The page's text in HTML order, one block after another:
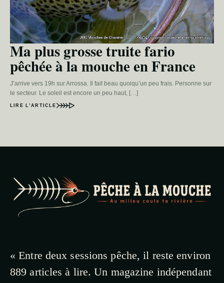
Ma plus grosse truite fario
pêchée à la mouche en France
J’arrive vers 19h sur Arrossa. Il fait beau quoiqu’un peu frais. Personne sur
le secteur. Le soleil est encore un peu haut, […]
LIRE L’ARTICLE
« Entre deux sessions pêche, il reste environ
889 articles à lire. Un magazine indépendant